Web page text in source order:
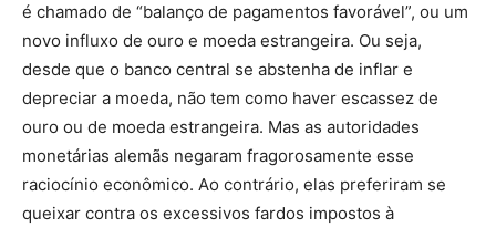
é chamado de “balanço de pagamentos favorável”, ou um
novo influxo de ouro e moeda estrangeira. Ou seja,
desde que o banco central se abstenha de inflar e
depreciar a moeda, não tem como haver escassez de
ouro ou de moeda estrangeira. Mas as autoridades
monetárias alemãs negaram fragorosamente esse
raciocínio econômico. Ao contrário, elas preferiram se
queixar contra os excessivos fardos impostos à